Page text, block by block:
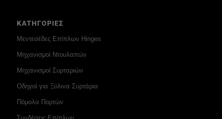
ΚΑΤΗΓΟΡΙΕΣ
Μεντεσέδες Επίπλων Hinges
Μηχανισμοί Ντουλαπών
Μηχανισμοί Συρταριών
Οδηγοί για Ξύλινα Συρτάρια
Πόμολα Πορτών